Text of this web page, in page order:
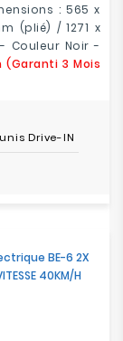
: 565 x
(plié) / 1271 x
- Couleur Noir -
(Garanti 3 Mois
Drive-IN
BE-6 2X
40KM/H